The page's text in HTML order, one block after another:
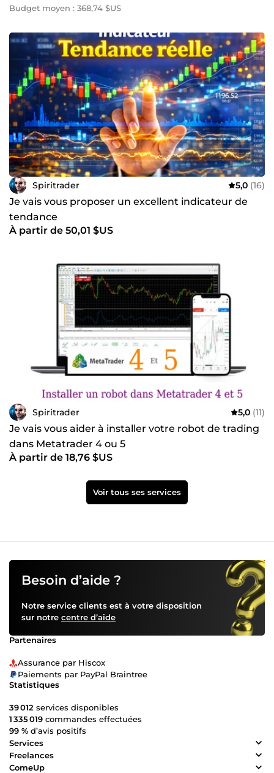
Budget moyen : 368,74 $US
Spiritrader 5,0 (16)
Je vais vous proposer un excellent indicateur de
tendance
À partir de 50,01 $US
Spiritrader 5,0 (11)
Je vais vous aider à installer votre robot de trading
dans Metatrader 4 ou 5
À partir de 18,76 $US
Voir tous ses services
Besoin d’aide ?
Notre service clients est à votre disposition
sur notre centre d’aide
Partenaires
Assurance par Hiscox
Paiements par PayPal Braintree
Statistiques
39 012 services disponibles
1 335 019 commandes effectuées
99 % d’avis positifs
Services
Freelances
ComeUp